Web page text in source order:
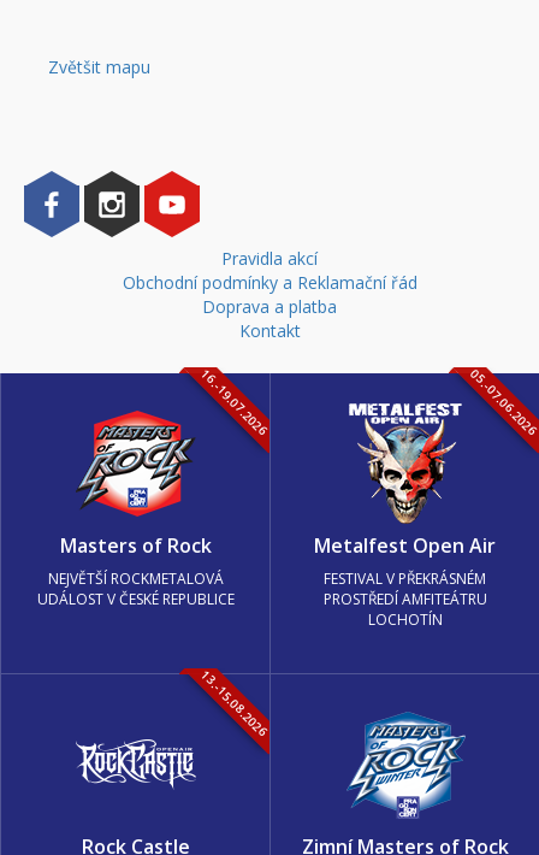
Zvětšit mapu
Pravidla akcí
Obchodní podmínky a Reklamační řád
Doprava a platba
Kontakt
16.-19.07.2026
Masters of Rock
NEJVĚTŠÍ ROCKMETALOVÁ
UDÁLOST V ČESKÉ REPUBLICE
05.-
Metalfest Open Air
FESTIVAL V PŘEKRÁSNÉM
PROSTŘEDÍ AMFITEÁTRU
LOCHOTÍN
13.-15.08.2026
Rock Castle Zimní Masters of Rock